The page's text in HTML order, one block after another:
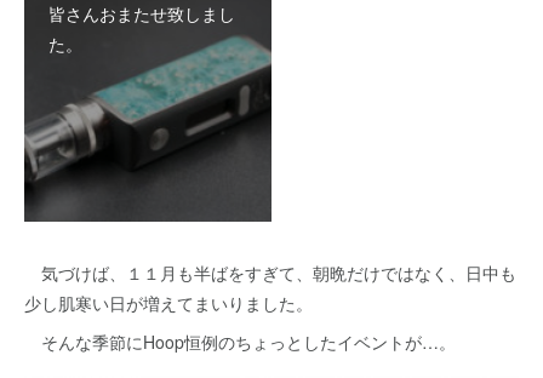
皆さんおまたせ致しまし
た。
気づけば、１１月も半ばをすぎて、朝晩だけではなく、日中も
少し肌寒い日が増えてまいりました。
そんな季節にHoop恒例のちょっとしたイベントが…。